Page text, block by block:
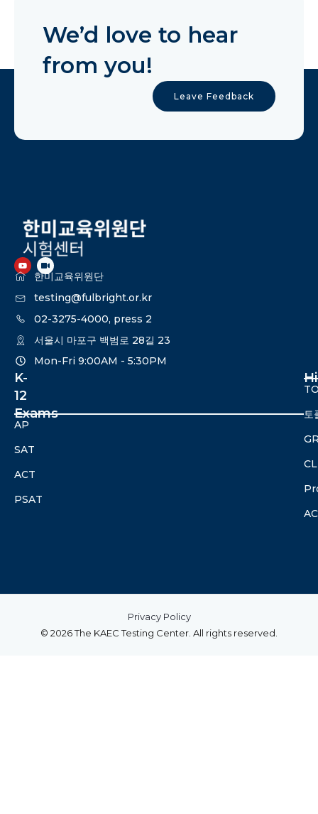
We’d love to hear
from you!
Leave Feedback
한미교육위원단
testing@fulbright.or.kr
02-3275-4000, press 2
서울시 마포구 백범로 28길 23
Mon-Fri 9:00AM - 5:30PM​
K-
12
Exams
AP
SAT
ACT
PSAT
토
Privacy Policy
© 2026 The KAEC Testing Center. All rights reserved.